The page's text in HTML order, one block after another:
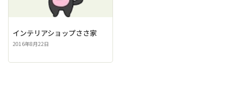
インテリアショップささ家
2016年8月22日